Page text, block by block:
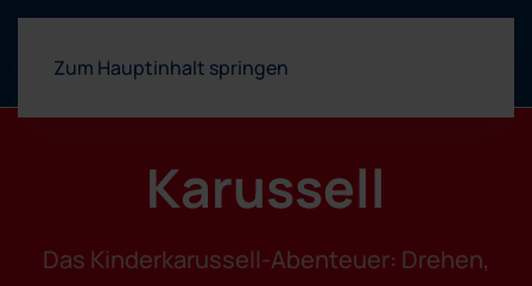
Zum Hauptinhalt springen
Karussell
Das Kinderkarussell-Abenteuer: Drehen,